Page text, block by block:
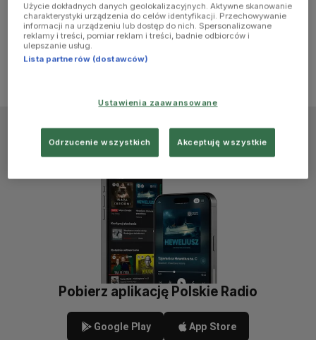
more
information)
Pobierz aplikację Polskie Radio
Google Play App Store
Użycie dokładnych danych geolokalizacyjnych. Aktywne skanowanie
charakterystyki urządzenia do celów identyfikacji. Przechowywanie
informacji na urządzeniu lub dostęp do nich. Spersonalizowane
reklamy i treści, pomiar reklam i treści, badnie odbiorców i
ulepszanie usług.
Lista partnerów (dostawców)
Ustawienia zaawansowane
Odrzucenie wszystkich Akceptuję wszystkie